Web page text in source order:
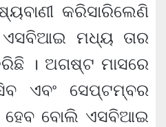
କରିସାରିଲେଣି
ମଧ୍ୟ ତାର
। ଅଗଷ୍ଟ ମାସରେ
ଏବଂ ସେପ୍ଟମ୍ବର
ହେବ ବୋଲି ଏସବିଆଇ